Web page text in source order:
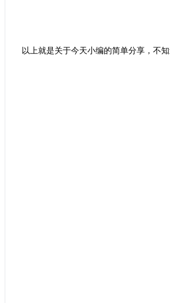
以上就是关于今天小编的简单分享，不